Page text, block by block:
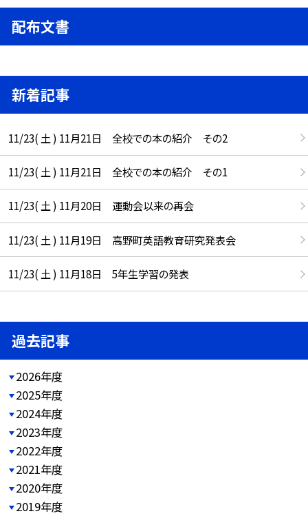
配布文書
新着記事
11/23( 土 ) 11月21日 全校での本の紹介 その2
11/23( 土 ) 11月21日 全校での本の紹介 その1
11/23( 土 ) 11月20日 運動会以来の再会
11/23( 土 ) 11月19日 高野町英語教育研究発表会
11/23( 土 ) 11月18日 5年生学習の発表
過去記事
2026年度
2025年度
2024年度
2023年度
2022年度
2021年度
2020年度
2019年度